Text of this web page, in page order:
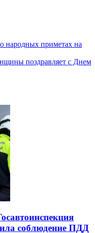
народных приметах на
поздравляет с Днем
соблюдение ПДД